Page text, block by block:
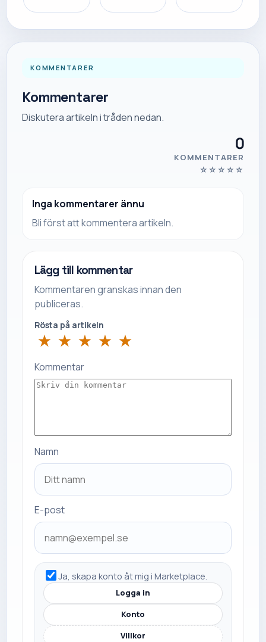
KOMMENTARER
Kommentarer
Diskutera artikeln i tråden nedan.
0
KOMMENTARER
☆ ☆ ☆ ☆ ☆
Inga kommentarer ännu
Bli först att kommentera artikeln.
Lägg till kommentar
Kommentaren granskas innan den
publiceras.
Rösta på artikeln
★ ★ ★ ★ ★
Kommentar
Namn
E-post
Ja, skapa konto åt mig i Marketplace.
Logga in
Konto
Villkor